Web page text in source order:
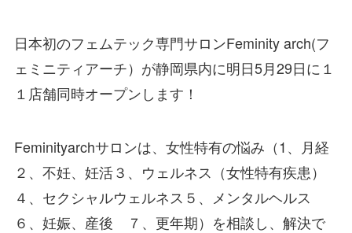
日本初のフェムテック専門サロンFeminity arch(フ
ェミニティアーチ）が静岡県内に明日5月29日に１
１店舗同時オープンします！
Feminityarchサロンは、女性特有の悩み（1、月経
２、不妊、妊活３、ウェルネス（女性特有疾患）
４、セクシャルウェルネス５、メンタルヘルス
６、妊娠、産後 ７、更年期）を相談し、解決で